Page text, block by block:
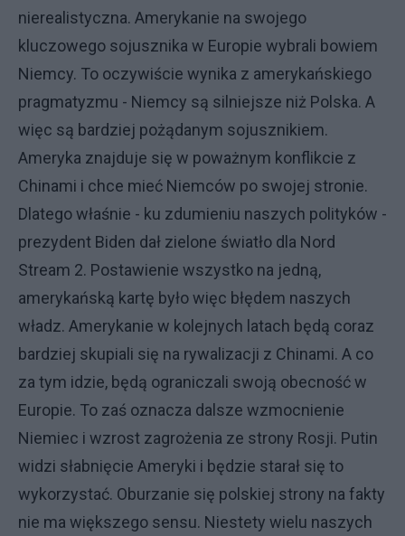
nierealistyczna. Amerykanie na swojego
kluczowego sojusznika w Europie wybrali bowiem
Niemcy. To oczywiście wynika z amerykańskiego
pragmatyzmu - Niemcy są silniejsze niż Polska. A
więc są bardziej pożądanym sojusznikiem.
Ameryka znajduje się w poważnym konflikcie z
Chinami i chce mieć Niemców po swojej stronie.
Dlatego właśnie - ku zdumieniu naszych polityków -
prezydent Biden dał zielone światło dla Nord
Stream 2. Postawienie wszystko na jedną,
amerykańską kartę było więc błędem naszych
władz. Amerykanie w kolejnych latach będą coraz
bardziej skupiali się na rywalizacji z Chinami. A co
za tym idzie, będą ograniczali swoją obecność w
Europie. To zaś oznacza dalsze wzmocnienie
Niemiec i wzrost zagrożenia ze strony Rosji. Putin
widzi słabnięcie Ameryki i będzie starał się to
wykorzystać. Oburzanie się polskiej strony na fakty
nie ma większego sensu. Niestety wielu naszych